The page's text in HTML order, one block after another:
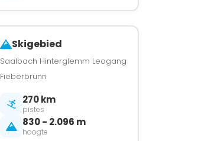
Skigebied
Saalbach Hinterglemm Leogang
Fieberbrunn
270 km
pistes
830 - 2.096 m
hoogte